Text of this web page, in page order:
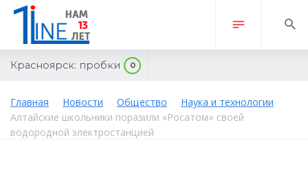
Красноярск: пробки 0
Главная Новости Общество
Наука и технологии
Алтайские школьники поразили «Росатом» своей
водородной электростанцией